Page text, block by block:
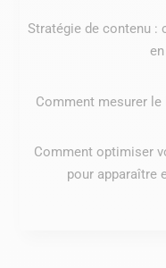
Stratégie de contenu :
Comment mesurer le
Comment optimiser
pour apparaître